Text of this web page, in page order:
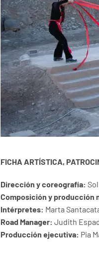
FICHA ARTÍSTICA,
Dirección y coreografía:
Composición y producción
Intérpretes: Marta
Road Manager: Judith
Producción ejecutiva: Pia